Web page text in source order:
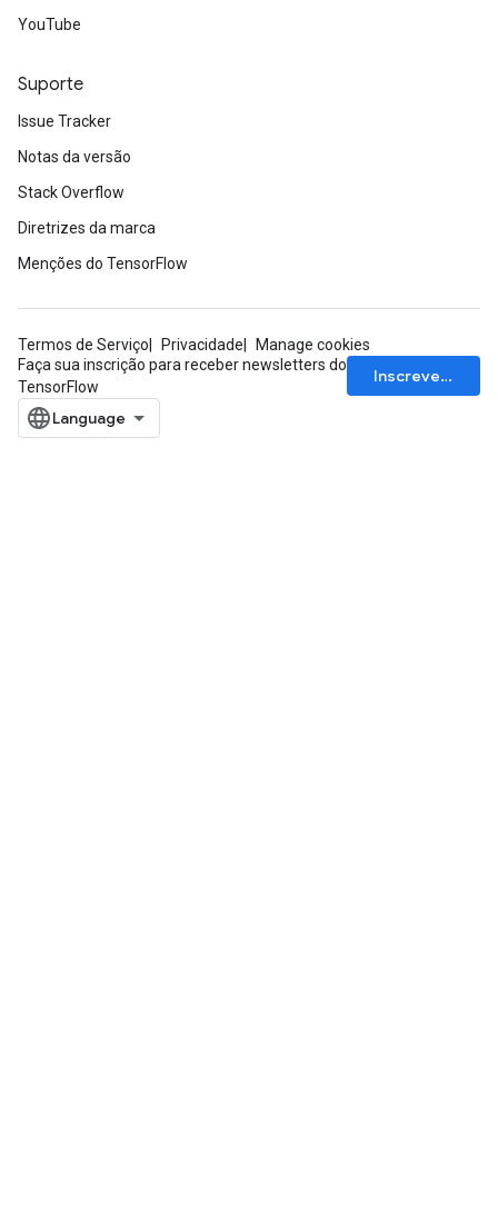
YouTube
Suporte
Issue Tracker
Notas da versão
Stack Overflow
Diretrizes da marca
Menções do TensorFlow
Termos de Serviço Privacidade
Manage cookies
Faça sua inscrição para receber newsletters do
TensorFlow
Inscrever-se